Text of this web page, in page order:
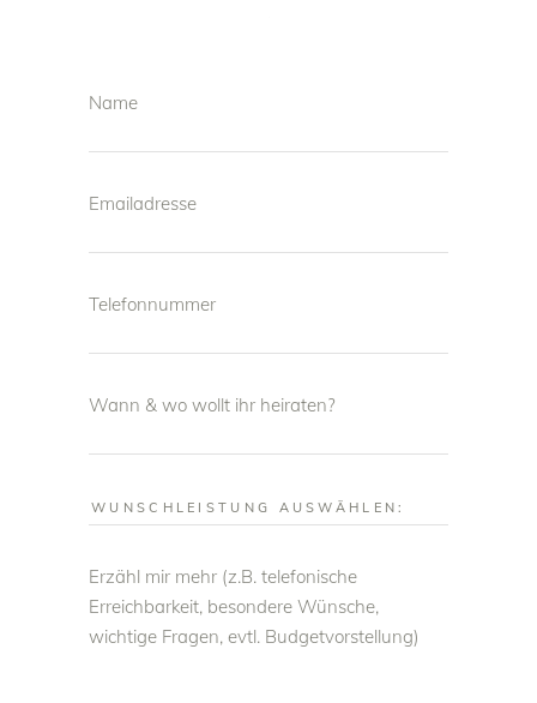
Name
Emailadresse
Telefonnummer
Wann & wo wollt ihr heiraten?
Erzähl mir mehr (z.B. telefonische
Erreichbarkeit, besondere Wünsche,
wichtige Fragen, evtl. Budgetvorstellung)